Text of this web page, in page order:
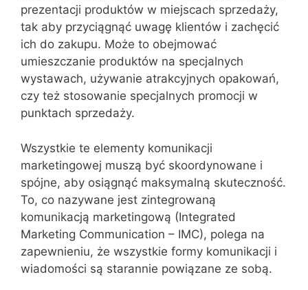
prezentacji produktów w miejscach sprzedaży,
tak aby przyciągnąć uwagę klientów i zachęcić
ich do zakupu. Może to obejmować
umieszczanie produktów na specjalnych
wystawach, używanie atrakcyjnych opakowań,
czy też stosowanie specjalnych promocji w
punktach sprzedaży.
Wszystkie te elementy komunikacji
marketingowej muszą być skoordynowane i
spójne, aby osiągnąć maksymalną skuteczność.
To, co nazywane jest zintegrowaną
komunikacją marketingową (Integrated
Marketing Communication – IMC), polega na
zapewnieniu, że wszystkie formy komunikacji i
wiadomości są starannie powiązane ze sobą.